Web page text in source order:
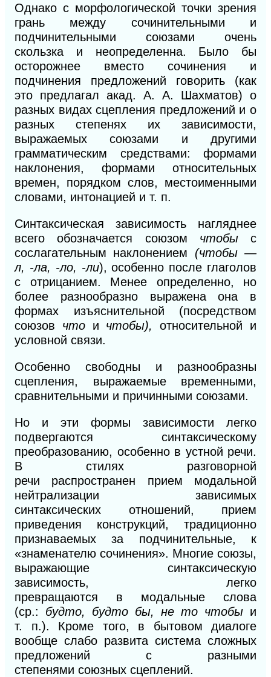
Однако с морфологической точки зрения
грань между сочинительными и
подчинительными союзами очень
скользка и неопределенна. Было бы
осторожнее вместо сочинения и
подчинения предложений говорить (как
это предлагал акад. А. А. Шахматов) о
разных видах сцепления предложений и о
разных степенях их зависимости,
выражаемых союзами и другими
грамматическим средствами: формами
наклонения, формами относительных
времен, порядком слов, местоименными
словами, интонацией и т. п.
Синтаксическая зависимость нагляднее
всего обозначается союзом чтобы с
сослагательным наклонением (чтобы —
л, -ла, -ло, -ли), особенно после глаголов
с отрицанием. Менее определенно, но
более разнообразно выражена она в
формах изъяснительной (посредством
союзов что и чтобы),относительной и
условной связи.
Особенно свободны и разнообразны
сцепления, выражаемые временными,
сравнительными и причинными союзами.
Но и эти формы зависимости легко
подвергаются синтаксическому
преобразованию, особенно в устной речи.
В стилях разговорной
речи распространен прием модальной
нейтрализации зависимых
синтаксических отношений, прием
приведения конструкций, традиционно
признаваемых за подчинительные, к
«знаменателю сочинения». Многие союзы,
выражающие синтаксическую
зависимость, легко
превращаются в модальные слова
(ср.: будто, будто бы, не то чтобы и
т. п.). Кроме того, в бытовом диалоге
вообще слабо развита система сложных
предложений с разными
степенями союзных сцеплений.